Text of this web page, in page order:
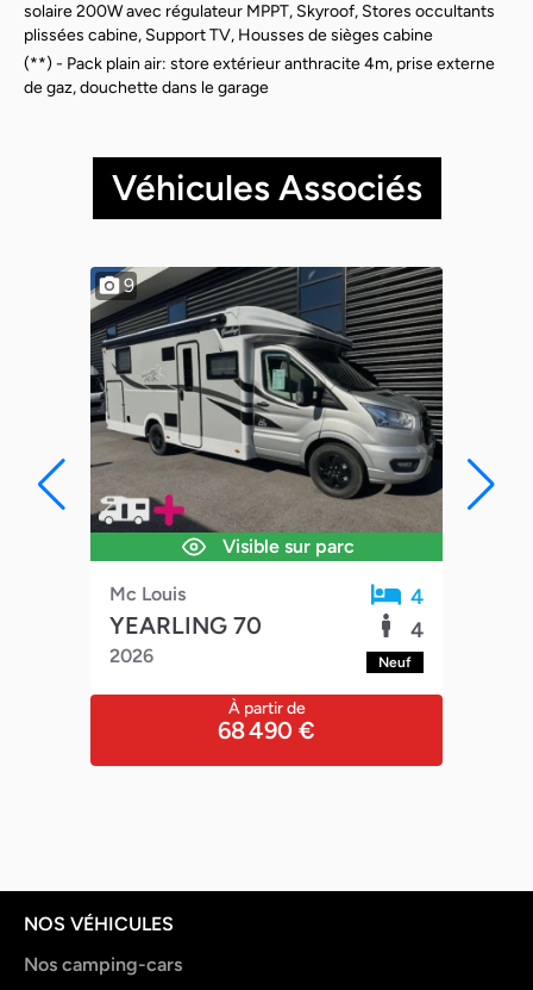
solaire 200W avec régulateur MPPT, Skyroof, Stores occultants
plissées cabine, Support TV, Housses de sièges cabine
(**) - Pack plain air: store extérieur anthracite 4m, prise externe
de gaz, douchette dans le garage
Véhicules Associés
9
Visible sur parc
Mc Louis
YEARLING 70
2026
4
4
Neuf
À partir de
68 490 €
NOS VÉHICULES
Nos camping-cars